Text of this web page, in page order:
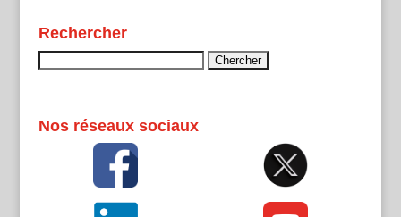
Rechercher
Nos réseaux sociaux